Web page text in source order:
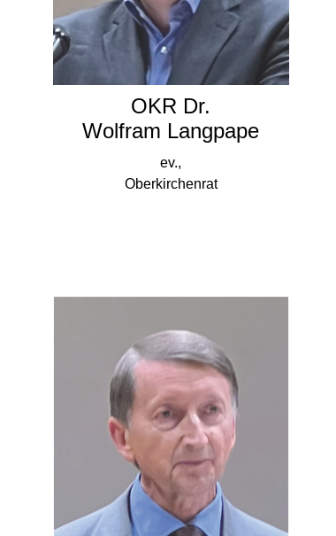
OKR Dr.
Wolfram Langpape
ev.,
Oberkirchenrat